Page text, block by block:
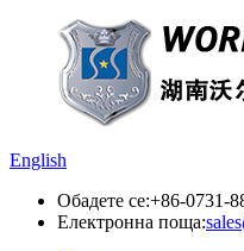
English
Обадете се:+86-0731-
Електронна поща: